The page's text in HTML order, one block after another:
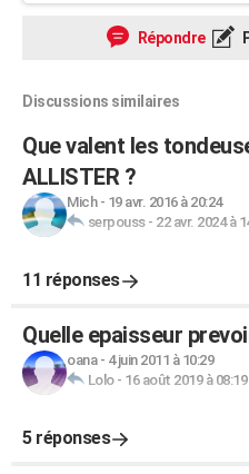
Répondre
Discussions similaires
Que valent les
ALLISTER ?
Mich- 19 avr. 2016 à 20:24
serpouss- 22 avr. 2024 à
11 réponses
Quelle epaisseur
oana- 4 juin 2011 à 10:29
Lolo- 16 août 2019 à 08:19
5 réponses